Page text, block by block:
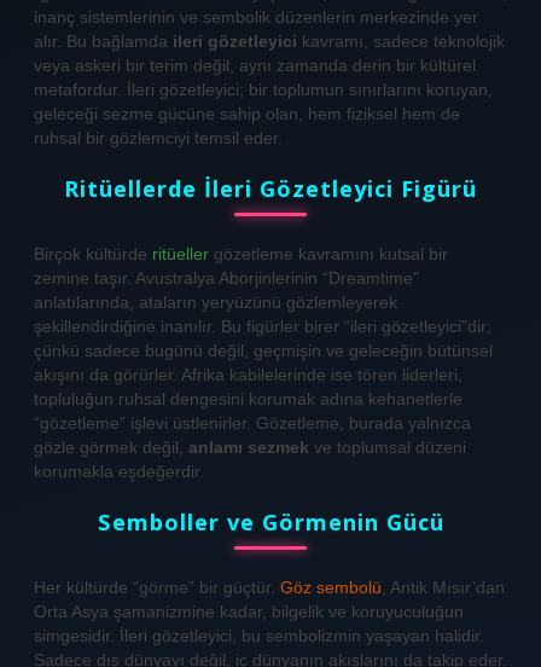
inanç sistemlerinin ve sembolik düzenlerin merkezinde yer
alır. Bu bağlamda ileri gözetleyici kavramı, sadece teknolojik
veya askeri bir terim değil, aynı zamanda derin bir kültürel
metafordur. İleri gözetleyici; bir toplumun sınırlarını koruyan,
geleceği sezme gücüne sahip olan, hem fiziksel hem de
ruhsal bir gözlemciyi temsil eder.
Ritüellerde İleri Gözetleyici Figürü
Birçok kültürde ritüeller gözetleme kavramını kutsal bir
zemine taşır. Avustralya Aborjinlerinin “Dreamtime”
anlatılarında, ataların yeryüzünü gözlemleyerek
şekillendirdiğine inanılır. Bu figürler birer “ileri gözetleyici”dir;
çünkü sadece bugünü değil, geçmişin ve geleceğin bütünsel
akışını da görürler. Afrika kabilelerinde ise tören liderleri,
topluluğun ruhsal dengesini korumak adına kehanetlerle
“gözetleme” işlevi üstlenirler. Gözetleme, burada yalnızca
gözle görmek değil, anlamı sezmek ve toplumsal düzeni
korumakla eşdeğerdir.
Semboller ve Görmenin Gücü
Her kültürde “görme” bir güçtür. Göz sembolü , Antik Mısır’dan
Orta Asya şamanizmine kadar, bilgelik ve koruyuculuğun
simgesidir. İleri gözetleyici, bu sembolizmin yaşayan halidir.
Sadece dış dünyayı değil, iç dünyanın akışlarını da takip eder.